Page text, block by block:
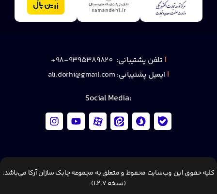
| تلفن پشتیبانی: 9395389820-98+
| ایمیل پشتیبانی: ali.dorhi@gmail.com
:Social Media
کلیه حقوق این وب‌سایت محفوظ و متعلق به مجموعه چابک سازان آرکا می‌باشد.
(نسخه 1.2.7)